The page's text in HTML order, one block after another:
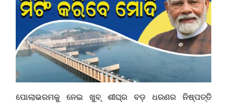
ପୋଲାଭରମକୁ ନେଇ ଖୁବ୍ ଶୀଘ୍ର ବଡ଼ ଧରଣର ନିଷ୍ପତ୍ତି